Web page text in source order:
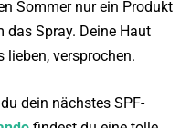
Sommer nur ein Produkt
Spray. Deine Haut
lieben, versprochen.
dein nächstes SPF-